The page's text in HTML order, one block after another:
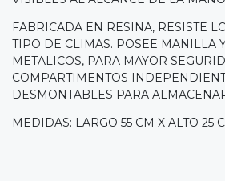
FABRICADA EN RESINA, RESISTE
TIPO DE CLIMAS. POSEE MANILLA
METALICOS, PARA MAYOR
COMPARTIMENTOS
DESMONTABLES PARA
MEDIDAS: LARGO 55 CM X ALTO 25